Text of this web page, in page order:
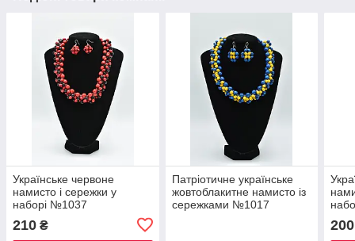
Українське червоне
намисто і сережки у
наборі №1037
210 ₴
Патріотичне українське
жовтоблакитне намисто із
сережками №1017
200